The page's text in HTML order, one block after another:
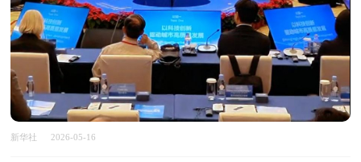
新华社 2026-05-16